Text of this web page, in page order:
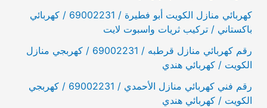
كهربائي منازل الكويت أبو فطيرة / 69002231 / كهربائي
باكستاني / تركيب ثريات واسبوت لايت
رقم كهربائي منازل قرطبه / 69002231 / كهربجي منازل
الكويت / كهربائي هندي
رقم فني كهربائي منازل الأحمدي / 69002231 / كهربجي
الكويت / كهربائي هندي